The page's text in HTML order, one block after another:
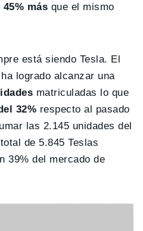
45% más que el mismo
está siendo Tesla. El
ha logrado alcanzar una
matriculadas lo que
32% respecto al pasado
las 2.145 unidades del
de 5.845 Teslas
39% del mercado de